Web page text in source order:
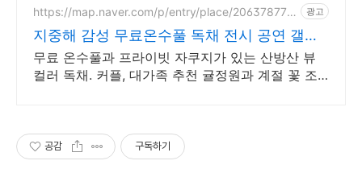
https://map.naver.com/p/entry/place/206378770
광고
지중해 감성 무료온수풀 독채 전시 공연 갤러
리 문화공간
무료 온수풀과 프라이빗 자쿠지가 있는 산방산 뷰
컬러 독채. 커플, 대가족 추천 귤정원과 계절 꽃 조
공감 구독하기